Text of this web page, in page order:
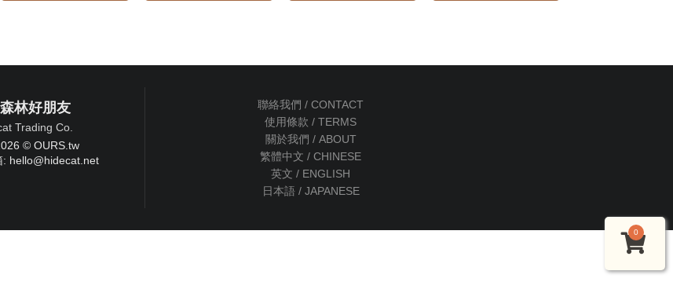
0
林好朋友
Trading Co.
© OURS.tw
: hello@hidecat.net
聯絡我們 / CONTACT
使用條款 / TERMS
關於我們 / ABOUT
繁體中文 / CHINESE
英文 / ENGLISH
日本語 / JAPANESE